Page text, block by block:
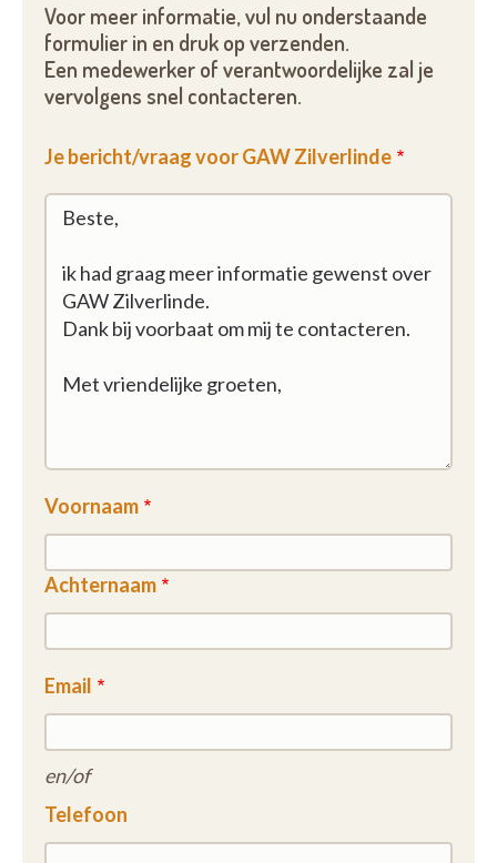
Voor meer informatie, vul nu onderstaande
formulier in en druk op verzenden.
Een medewerker of verantwoordelijke zal je
vervolgens snel contacteren.
Je bericht/vraag voor GAW Zilverlinde
Voornaam
Achternaam
Email
en/of
Telefoon